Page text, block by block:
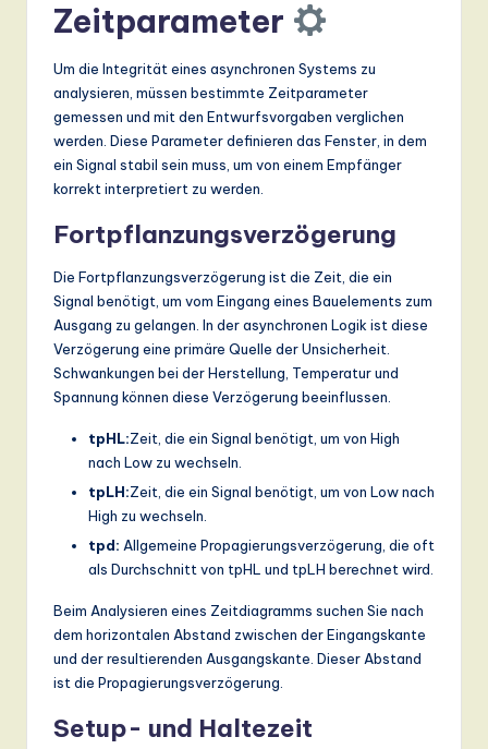
Zeitparameter
Um die Integrität eines asynchronen Systems zu
analysieren, müssen bestimmte Zeitparameter
gemessen und mit den Entwurfsvorgaben verglichen
werden. Diese Parameter definieren das Fenster, in dem
ein Signal stabil sein muss, um von einem Empfänger
korrekt interpretiert zu werden.
Fortpflanzungsverzögerung
Die Fortpflanzungsverzögerung ist die Zeit, die ein
Signal benötigt, um vom Eingang eines Bauelements zum
Ausgang zu gelangen. In der asynchronen Logik ist diese
Verzögerung eine primäre Quelle der Unsicherheit.
Schwankungen bei der Herstellung, Temperatur und
Spannung können diese Verzögerung beeinflussen.
tpHL:Zeit, die ein Signal benötigt, um von High
nach Low zu wechseln.
tpLH:Zeit, die ein Signal benötigt, um von Low nach
High zu wechseln.
tpd: Allgemeine Propagierungsverzögerung, die oft
als Durchschnitt von tpHL und tpLH berechnet wird.
Beim Analysieren eines Zeitdiagramms suchen Sie nach
dem horizontalen Abstand zwischen der Eingangskante
und der resultierenden Ausgangskante. Dieser Abstand
ist die Propagierungsverzögerung.
Setup- und Haltezeit